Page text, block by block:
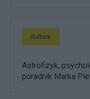
Kultura
Astrofizyk,
poradnik Marka